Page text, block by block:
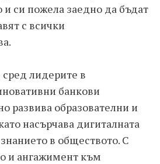
и си пожела заедно да бъдат
с всички
лидерите в
банкови
развива образователни и
насърчава дигиталната
в обществото. С
и ангажимент към